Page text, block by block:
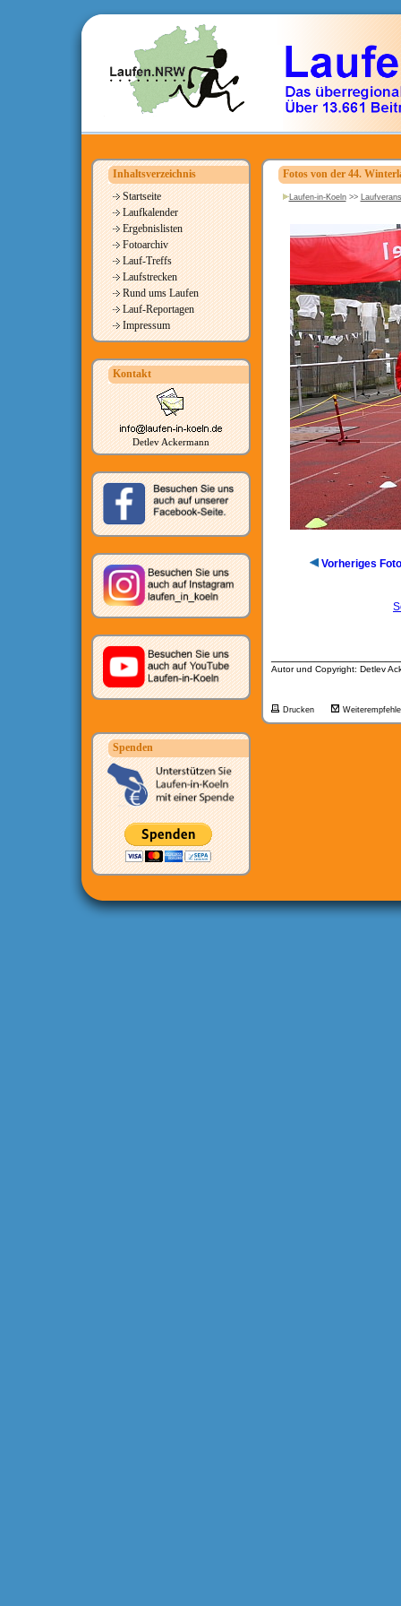
Inhaltsverzeichnis
Startseite
Laufkalender
Ergebnislisten
Fotoarchiv
Lauf-Treffs
Laufstrecken
Rund ums Laufen
Lauf-Reportagen
Impressum
Kontakt
Detlev Ackermann
Spenden
Fotos von der 44.
Laufen-in-Koeln>>
Vorheriges Foto
Autor und Copyright: Detlev
Drucken